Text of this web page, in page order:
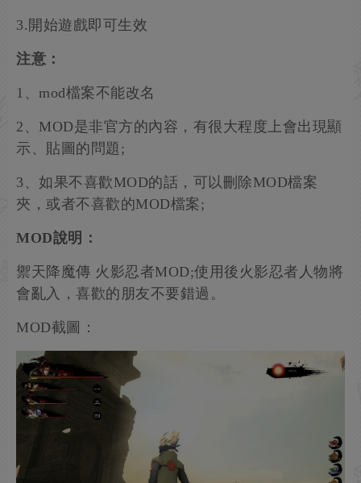
3.開始遊戲即可生效
注意：
1、mod檔案不能改名
2、MOD是非官方的內容，有很大程度上會出現顯
示、貼圖的問題;
3、如果不喜歡MOD的話，可以刪除MOD檔案
夾，或者不喜歡的MOD檔案;
MOD說明：
禦天降魔傳 火影忍者MOD;使用後火影忍者人物將
會亂入，喜歡的朋友不要錯過。
MOD截圖：